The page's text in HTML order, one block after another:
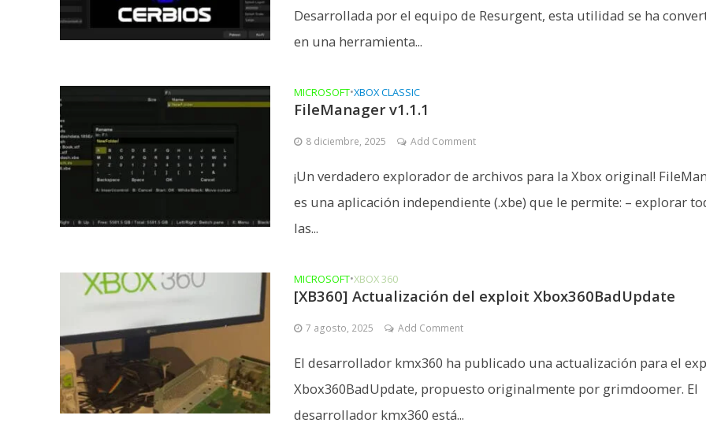
Desarrollada por el equipo de Resurgent, esta utilidad se ha
en una herramienta...
MICROSOFT•XBOX CLASSIC
FileManager v1.1.1
8 diciembre, 2025 Add Comment
¡Un verdadero explorador de archivos para la Xbox original!
es una aplicación independiente (.xbe) que le permite: – explorar
las...
MICROSOFT•XBOX 360
[XB360] Actualización del exploit Xbox360BadUpdate
7 agosto, 2025 Add Comment
El desarrollador kmx360 ha publicado una actualización para el
Xbox360BadUpdate, propuesto originalmente por grimdoomer. El
desarrollador kmx360 está...